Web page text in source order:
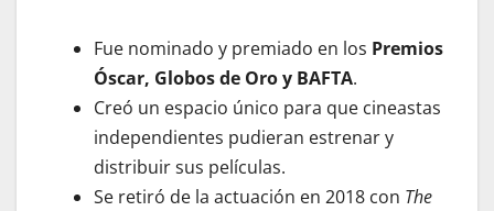
Fue nominado y premiado en los Premios
Óscar, Globos de Oro y BAFTA.
Creó un espacio único para que cineastas
independientes pudieran estrenar y
distribuir sus películas.
Se retiró de la actuación en 2018 con The